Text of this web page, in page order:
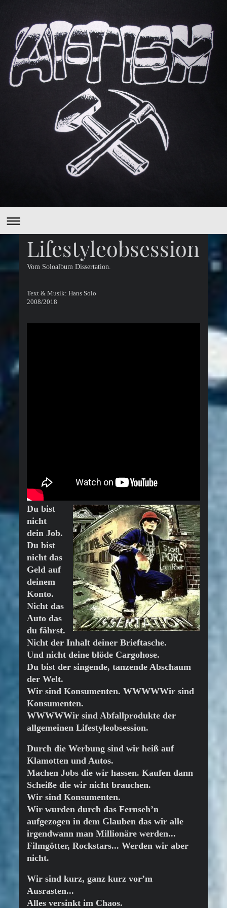
Lifestyleobsession
Vom Soloalbum Dissertation.
Text & Musik: Hans Solo
2008/2018
Du bist
nicht
dein Job.
Du bist
nicht das
Geld auf
deinem
Konto.
Nicht das
Auto das
du fährst.
Nicht der Inhalt deiner Brieftasche.
Und nicht deine blöde Cargohose.
Du bist der singende, tanzende Abschaum
der Welt.
Wir sind Konsumenten. WWWWWir sind
Konsumenten.
WWWWWir sind Abfallprodukte der
allgemeinen Lifestyleobsession.
Durch die Werbung sind wir heiß auf
Klamotten und Autos.
Machen Jobs die wir hassen. Kaufen dann
Scheiße die wir nicht brauchen.
Wir sind Konsumenten.
Wir wurden durch das Fernseh’n
aufgezogen in dem Glauben das wir alle
irgendwann man Millionäre werden...
Filmgötter, Rockstars... Werden wir aber
nicht.
Wir sind kurz, ganz kurz vor’m
Ausrasten...
Alles versinkt im Chaos.